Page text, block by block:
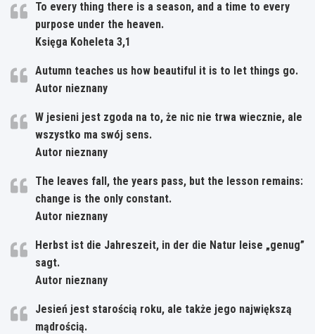
To every thing there is a season, and a time to every
purpose under the heaven.
Księga Koheleta 3,1
Autumn teaches us how beautiful it is to let things go.
Autor nieznany
W jesieni jest zgoda na to, że nic nie trwa wiecznie, ale
wszystko ma swój sens.
Autor nieznany
The leaves fall, the years pass, but the lesson remains:
change is the only constant.
Autor nieznany
Herbst ist die Jahreszeit, in der die Natur leise „genug”
sagt.
Autor nieznany
Jesień jest starością roku, ale także jego największą
mądrością.